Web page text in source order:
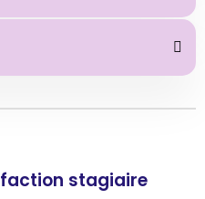
stagiaire